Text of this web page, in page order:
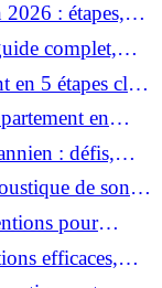
: étapes,
complet,
en 5 étapes clés
en
: défis,
prix
de son
pour
?
efficaces,